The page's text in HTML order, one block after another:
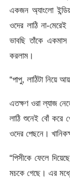
একজন অ্যাংলো
ওদের লাঠি না-
ভাবছি তাঁকে
করলাম।
“পাপু, লাঠিটা নিয়ে
এতক্ষণ ওরা ল্যাজ
লাঠি শুনেই বোঁ করে
ওদের পেছনে।
“পিসীকে ফেলে
মচকে গেছে। এর